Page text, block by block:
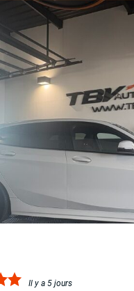
Il y a 5 jours